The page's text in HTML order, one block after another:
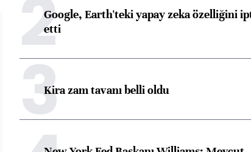
2Google, Earth'teki yapay zeka özelliğini
etti
3Kira zam tavanı belli oldu